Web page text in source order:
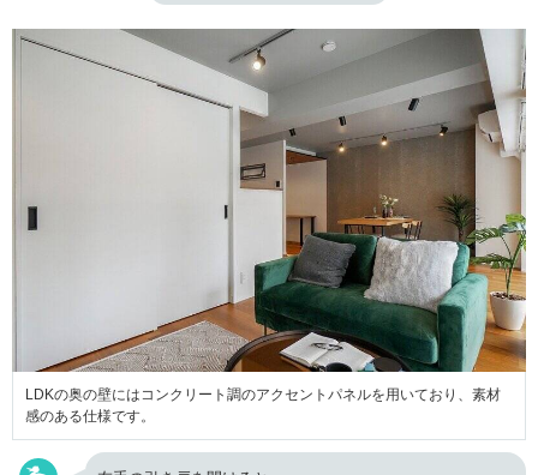
LDKの奥の壁にはコンクリート調のアクセントパネルを用いており、素材
感のある仕様です。